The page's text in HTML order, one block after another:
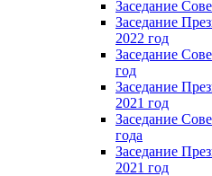
Заседание
Заседание
2022 год
Заседание
год
Заседание
2021 год
Заседание
года
Заседание
2021 год